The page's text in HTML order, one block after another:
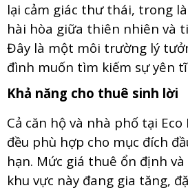
lại cảm giác thư thái, trong
hài hòa giữa thiên nhiên và
Đây là một môi trường lý
đình muốn tìm kiếm sự yên
Khả năng cho thuê sinh lời
Cả căn hộ và nhà phố tại
đều phù hợp cho mục đích
hạn. Mức giá thuê ổn định
khu vực này đang gia tăng,